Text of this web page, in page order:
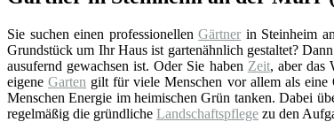
Sie suchen einen professionellenGärtner in Steinheim
Grundstück um Ihr Haus ist gartenähnlich gestaltet?
ausufernd gewachsen ist. Oder Sie haben Zeit, aber das
eigeneGarten gilt für viele Menschen vor allem als eine
Menschen Energie im heimischen Grün tanken. Dabei
regelmäßig die gründliche Landschaftspflege zu den